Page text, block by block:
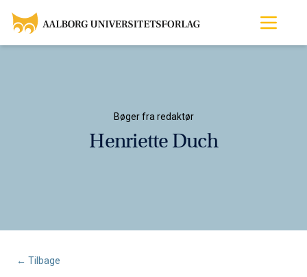
Bøger fra redaktør
Henriette Duch
← Tilbage